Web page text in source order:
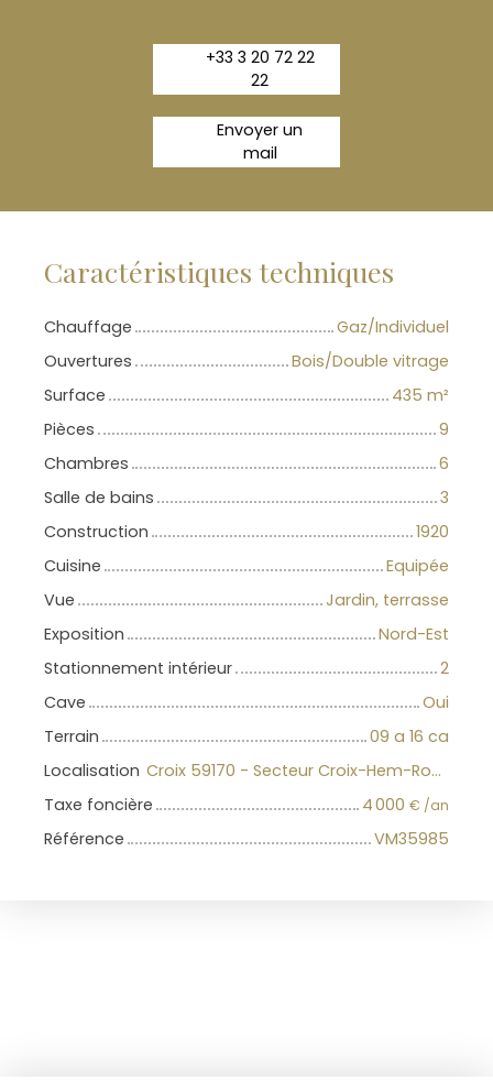
+33 3 20 72 22
22
Envoyer un
mail
Caractéristiques techniques
Chauffage
Gaz/Individuel
Ouvertures
Bois/Double vitrage
Surface
435 m²
Pièces
9
Chambres
6
Salle de bains
3
Construction
1920
Cuisine
Equipée
Vue
Jardin, terrasse
Exposition
Nord-Est
Stationnement intérieur
2
Cave
Oui
Terrain
09 a 16 ca
Localisation
Croix 59170 - Secteur Croix-Hem-Roubaix
Taxe foncière
4 000 € /an
Référence VM35985